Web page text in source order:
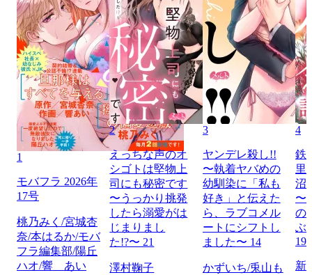
1
モバフラ 2026年
17号
桃乃みく/宮城杏
奈/本はるか/モバ
フラ編集部/陽丘
ハオ/響 あい
2
えっちな声のオ
シゴトは堅物上
司にも秘密です
〜うっかり挑発
したら溺愛がは
じまりまし
た!?〜 21
澤村鞠子
3
ヤンデレ殺し!!
〜執着ヤバめの
幼馴染に「私も
好き」と伝えた
ら、ラブコメル
ートにシフトし
ました〜 14
かずいち/兎山も
4
鉄
里
沼
〜
の
ぶ
19
新